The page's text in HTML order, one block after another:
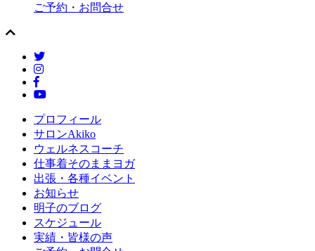
ご予約・お問合せ
プロフィール
サロンAkiko
ウェルネスコーチ
仕事着そのままヨガ
出張・各種イベント
お知らせ
明子のブログ
スケジュール
実績・皆様の声